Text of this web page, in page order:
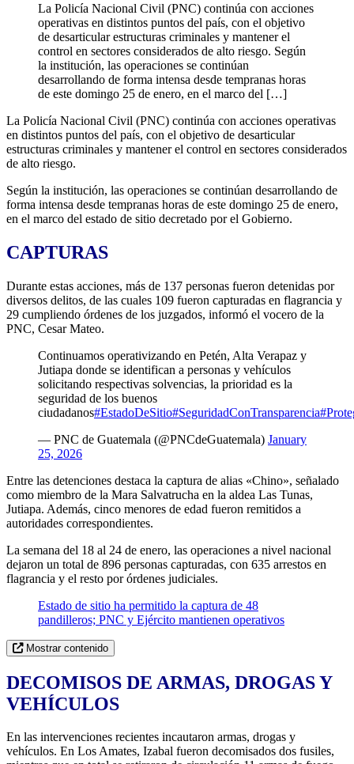
La Policía Nacional Civil (PNC) continúa con acciones
operativas en distintos puntos del país, con el objetivo
de desarticular estructuras criminales y mantener el
control en sectores considerados de alto riesgo. Según
la institución, las operaciones se continúan
desarrollando de forma intensa desde tempranas horas
de este domingo 25 de enero, en el marco del […]
La Policía Nacional Civil (PNC) continúa con acciones operativas
en distintos puntos del país, con el objetivo de desarticular
estructuras criminales y mantener el control en sectores considerados
de alto riesgo.
Según la institución, las operaciones se continúan desarrollando de
forma intensa desde tempranas horas de este domingo 25 de enero,
en el marco del estado de sitio decretado por el Gobierno.
CAPTURAS
Durante estas acciones, más de 137 personas fueron detenidas por
diversos delitos, de las cuales 109 fueron capturadas en flagrancia y
29 cumpliendo órdenes de los juzgados, informó el vocero de la
PNC, Cesar Mateo.
Continuamos operativizando en Petén, Alta Verapaz y
Jutiapa donde se identifican a personas y vehículos
solicitando respectivas solvencias, la prioridad es la
seguridad de los buenos
ciudadanos#EstadoDeSitio#SeguridadConTransparencia
— PNC de Guatemala (@PNCdeGuatemala) January
25, 2026
Entre las detenciones destaca la captura de alias «Chino», señalado
como miembro de la Mara Salvatrucha en la aldea Las Tunas,
Jutiapa. Además, cinco menores de edad fueron remitidos a
autoridades correspondientes.
La semana del 18 al 24 de enero, las operaciones a nivel nacional
dejaron un total de 896 personas capturadas, con 635 arrestos en
flagrancia y el resto por órdenes judiciales.
Estado de sitio ha permitido la captura de 48
pandilleros; PNC y Ejército mantienen operativos
Mostrar contenido
DECOMISOS DE ARMAS, DROGAS Y
VEHÍCULOS
En las intervenciones recientes incautaron armas, drogas y
vehículos. En Los Amates, Izabal fueron decomisados dos fusiles,